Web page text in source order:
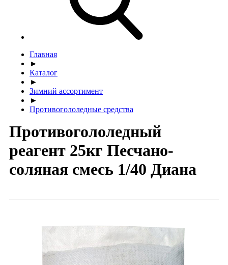
Главная
►
Каталог
►
Зимний ассортимент
►
Противогололедные средства
Противогололедный
реагент 25кг Песчано-
соляная смесь 1/40 Диана